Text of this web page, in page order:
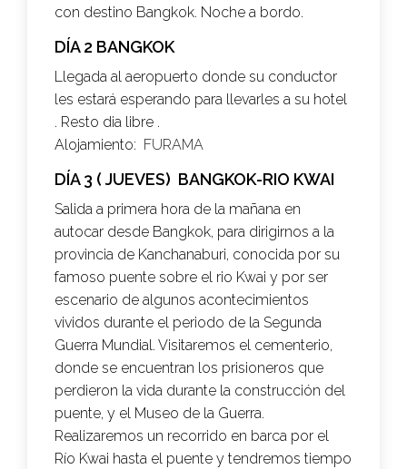
con destino Bangkok. Noche a bordo.
DÍA 2 BANGKOK
Llegada al aeropuerto donde su conductor
les estará esperando para llevarles a su hotel
. Resto dia libre .
Alojamiento: FURAMA
DÍA 3 ( JUEVES) BANGKOK-RIO KWAI
Salida a primera hora de la mañana en
autocar desde Bangkok, para dirigirnos a la
provincia de Kanchanaburi, conocida por su
famoso puente sobre el rio Kwai y por ser
escenario de algunos acontecimientos
vividos durante el periodo de la Segunda
Guerra Mundial. Visitaremos el cementerio,
donde se encuentran los prisioneros que
perdieron la vida durante la construcción del
puente, y el Museo de la Guerra.
Realizaremos un recorrido en barca por el
Río Kwai hasta el puente y tendremos tiempo